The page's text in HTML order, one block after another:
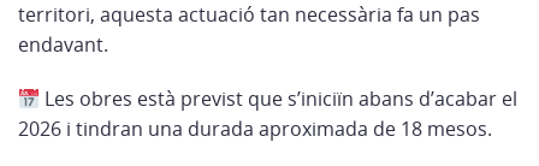
territori, aquesta actuació tan necessària fa un pas
endavant.
Les obres està previst que s’iniciïn abans d’acabar el
2026 i tindran una durada aproximada de 18 mesos.